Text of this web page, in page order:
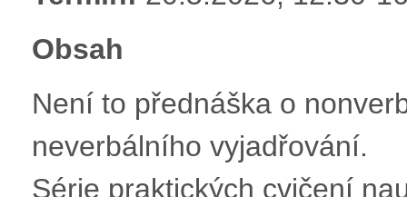
Obsah
Není to přednáška o
neverbálního vyjadřování.
Série praktických cvičení